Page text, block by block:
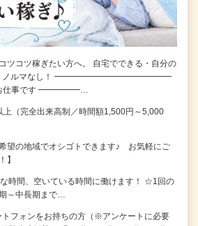
ツコツ稼ぎたい方へ。 自宅でできる・自分の
・ノルマなし！ ━━━━━━━━━━━━━━
仕事です ━━━━━…
上（完全出来高制／時間額1,500円～5,000
望の地域でオシゴトできます♪ お気軽にご
】
時間、空いている時間に働けます！ ☆1回の
～中長期まで…
フォンをお持ちの方（※アンケートに必要